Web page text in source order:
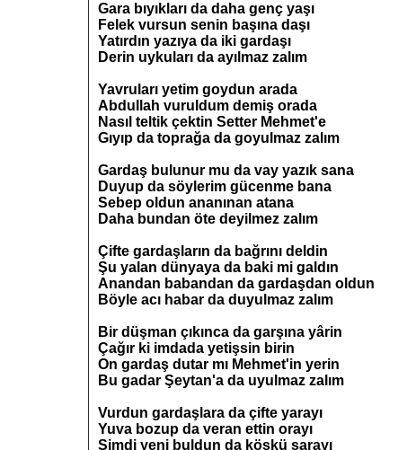
Gara bıyıkları da daha genç yaşı
Felek vursun senin başına daşı
Yatırdın yazıya da iki gardaşı
Derin uykuları da ayılmaz zalım
Yavruları yetim goydun arada
Abdullah vuruldum demiş orada
Nasıl teltik çektin Setter Mehmet'e
Gıyıp da toprağa da goyulmaz zalım
Gardaş bulunur mu da vay yazık sana
Duyup da söylerim gücenme bana
Sebep oldun ananınan atana
Daha bundan öte deyilmez zalım
Çifte gardaşların da bağrını deldin
Şu yalan dünyaya da baki mi galdın
Anandan babandan da gardaşdan oldun
Böyle acı habar da duyulmaz zalım
Bir düşman çıkınca da garşına yârin
Çağır ki imdada yetişsin birin
On gardaş dutar mı Mehmet'in yerin
Bu gadar Şeytan'a da uyulmaz zalım
Vurdun gardaşlara da çifte yarayı
Yuva bozup da veran ettin orayı
Şimdi yeni buldun da köşkü sarayı